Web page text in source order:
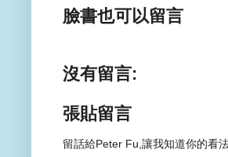
臉書也可以留言
沒有留言:
張貼留言
留話給Peter Fu,讓我知道你的看